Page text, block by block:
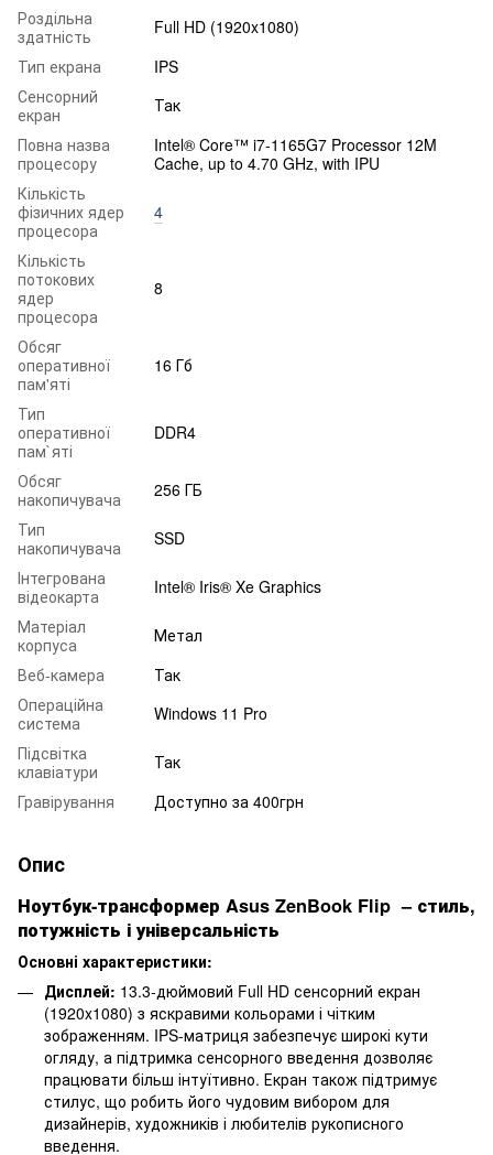
Роздільна
здатність
Full HD (1920x1080)
Тип екрана
IPS
Сенсорний
екран
Так
Повна назва
процесору
Intel® Core™ i7-1165G7 Processor 12M
Cache, up to 4.70 GHz, with IPU
Кількість
фізичних ядер
процесора
4
Кількість
потокових
ядер
процесора
8
Обсяг
оперативної
пам'яті
16 Гб
Тип
оперативної
пам`яті
DDR4
Обсяг
накопичувача
256 ГБ
Тип
накопичувача
SSD
Інтегрована
відеокарта
Intel® Iris® Xe Graphics
Матеріал
корпуса
Метал
Веб-камера
Так
Операційна
система
Windows 11 Pro
Підсвітка
клавіатури
Так
Гравірування
Доступно за 400грн
Опис
Ноутбук-трансформер Asus ZenBook Flip – стиль,
потужність і універсальність
Основні характеристики:
Дисплей: 13.3-дюймовий Full HD сенсорний екран
(1920x1080) з яскравими кольорами і чітким
зображенням. IPS-матриця забезпечує широкі кути
огляду, а підтримка сенсорного введення дозволяє
працювати більш інтуїтивно. Екран також підтримує
стилус, що робить його чудовим вибором для
дизайнерів, художників і любителів рукописного
введення.